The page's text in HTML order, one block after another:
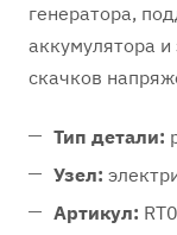
генератора,
аккумулятора
скачков
Тип детали:
Узел:
Артикул: